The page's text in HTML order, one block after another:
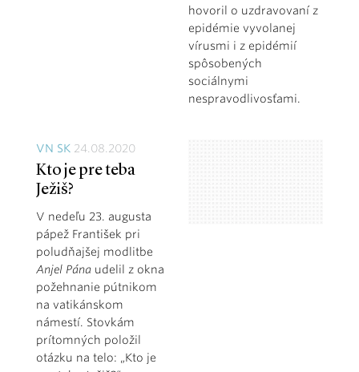
hovoril o uzdravovaní z
epidémie vyvolanej
vírusmi i z epidémií
spôsobených
sociálnymi
nespravodlivosťami.
VN SK 24.08.2020
Kto je pre teba
Ježiš?
V nedeľu 23. augusta
pápež František pri
poludňajšej modlitbe
Anjel Pána udelil z okna
požehnanie pútnikom
na vatikánskom
námestí. Stovkám
prítomných položil
otázku na telo: „Kto je